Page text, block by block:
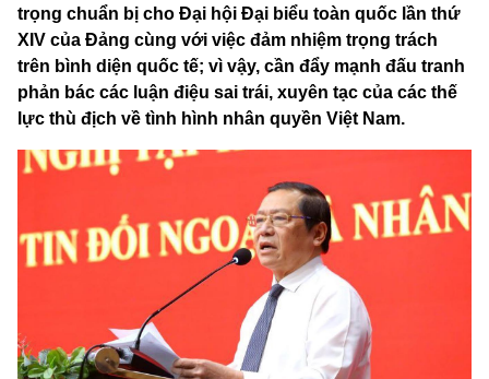
trọng chuẩn bị cho Đại hội Đại biểu toàn quốc lần thứ
XIV của Đảng cùng với việc đảm nhiệm trọng trách
trên bình diện quốc tế; vì vậy, cần đẩy mạnh đấu tranh
phản bác các luận điệu sai trái, xuyên tạc của các thế
lực thù địch về tình hình nhân quyền Việt Nam.